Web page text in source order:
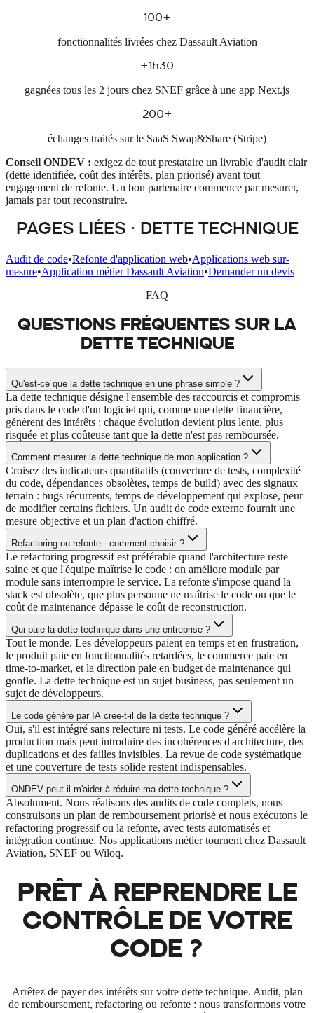
100+
fonctionnalités livrées chez Dassault Aviation
+1h30
gagnées tous les 2 jours chez SNEF grâce à une app Next.js
200+
échanges traités sur le SaaS Swap&Share (Stripe)
Conseil ONDEV : exigez de tout prestataire un livrable d'audit clair
(dette identifiée, coût des intérêts, plan priorisé) avant tout
engagement de refonte. Un bon partenaire commence par mesurer,
jamais par tout reconstruire.
PAGES LIÉES · DETTE TECHNIQUE
Audit de code•Refonte d'application web•Applications web sur-
mesure•Application métier Dassault Aviation•Demander un devis
FAQ
QUESTIONS FRÉQUENTES SUR LA
DETTE TECHNIQUE
Qu'est-ce que la dette technique en une phrase simple ?
La dette technique désigne l'ensemble des raccourcis et compromis
pris dans le code d'un logiciel qui, comme une dette financière,
génèrent des intérêts : chaque évolution devient plus lente, plus
risquée et plus coûteuse tant que la dette n'est pas remboursée.
Comment mesurer la dette technique de mon application ?
Croisez des indicateurs quantitatifs (couverture de tests, complexité
du code, dépendances obsolètes, temps de build) avec des signaux
terrain : bugs récurrents, temps de développement qui explose, peur
de modifier certains fichiers. Un audit de code externe fournit une
mesure objective et un plan d'action chiffré.
Refactoring ou refonte : comment choisir ?
Le refactoring progressif est préférable quand l'architecture reste
saine et que l'équipe maîtrise le code : on améliore module par
module sans interrompre le service. La refonte s'impose quand la
stack est obsolète, que plus personne ne maîtrise le code ou que le
coût de maintenance dépasse le coût de reconstruction.
Qui paie la dette technique dans une entreprise ?
Tout le monde. Les développeurs paient en temps et en frustration,
le produit paie en fonctionnalités retardées, le commerce paie en
time-to-market, et la direction paie en budget de maintenance qui
gonfle. La dette technique est un sujet business, pas seulement un
sujet de développeurs.
Le code généré par IA crée-t-il de la dette technique ?
Oui, s'il est intégré sans relecture ni tests. Le code généré accélère la
production mais peut introduire des incohérences d'architecture, des
duplications et des failles invisibles. La revue de code systématique
et une couverture de tests solide restent indispensables.
ONDEV peut-il m'aider à réduire ma dette technique ?
Absolument. Nous réalisons des audits de code complets, nous
construisons un plan de remboursement priorisé et nous exécutons le
refactoring progressif ou la refonte, avec tests automatisés et
intégration continue. Nos applications métier tournent chez Dassault
Aviation, SNEF ou Wiloq.
PRÊT À REPRENDRE LE
CONTRÔLE DE VOTRE
CODE ?
Arrêtez de payer des intérêts sur votre dette technique. Audit, plan
de remboursement, refactoring ou refonte : nous transformons votre